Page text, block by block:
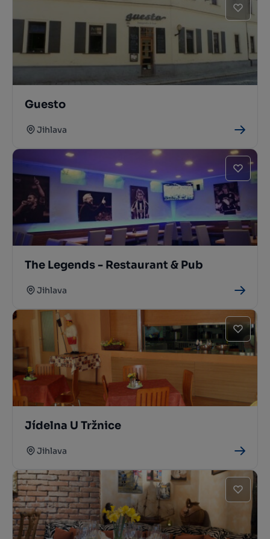
Guesto
Jihlava
The Legends - Restaurant & Pub
Jihlava
Jídelna U Tržnice
Jihlava